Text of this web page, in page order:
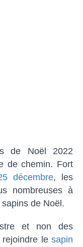
de Noël 2022
de chemin. Fort
décembre, les
nombreuses à
de Noël.
et non des
le sapin